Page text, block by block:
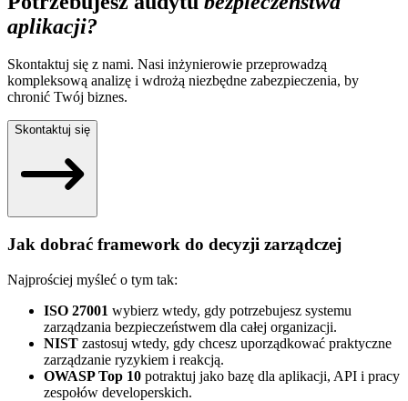
aplikacji?
Skontaktuj się z nami. Nasi inżynierowie przeprowadzą
kompleksową analizę i wdrożą niezbędne zabezpieczenia, by
chronić Twój biznes.
Skontaktuj się
Jak dobrać framework do decyzji zarządczej
Najprościej myśleć o tym tak:
ISO 27001 wybierz wtedy, gdy potrzebujesz systemu
zarządzania bezpieczeństwem dla całej organizacji.
NIST zastosuj wtedy, gdy chcesz uporządkować praktyczne
zarządzanie ryzykiem i reakcją.
OWASP Top 10 potraktuj jako bazę dla aplikacji, API i pracy
zespołów developerskich.